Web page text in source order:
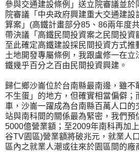
參與交通建設條例」送立院審議並於
院審議「中央政府興建重大交通建設
算案」(高鐵計畫部分85、86兩年度
帶決議「高鐵民間投資案之民間投資
至此確定高鐵建設採民間投資方式推
土地開發專屬條例，我跟盧修一在立
鐵幾乎百分之百由民間投資興建。
歸仁鄉沙崙位於台南縣最南邊，雖不
不生蛋」的地方，但確實相當偏僻；
車，沙崙一躍成為台南縣百萬人口的
站與南科間的關係最為緊密，我們預
5000億營業額；至2009年南科再加
谷TV園區)營業額將破兆元，就業人
區內之就業人潮或往來於園區間的廠